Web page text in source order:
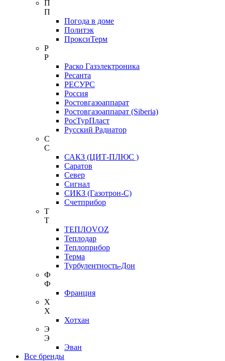
П
П
Погода в доме
Политэк
ПроксиТерм
Р
Р
Раско Газэлектроника
Ресанта
РЕСУРС
Россия
Ростовгазоаппарат
Ростовгазоаппарат (Siberia)
РосТурПласт
Русский Радиатор
С
С
САКЗ (ЦИТ-ПЛЮС )
Саратов
Север
Сигнал
СИКЗ (Газотрон-С)
Счетприбор
Т
Т
ТЕПЛОVOZ
Теплодар
Теплоприбор
Терма
Турбулентность-Дон
Ф
Ф
Франция
Х
Х
Хотхан
Э
Э
Эван
Все бренды